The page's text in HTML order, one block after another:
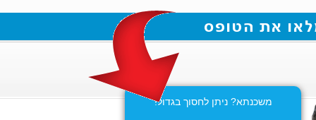
משכנתא? ניתן לחסוך בגדול!